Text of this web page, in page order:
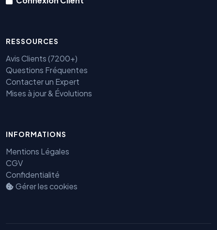
RESSOURCES
Avis Clients (7200+)
Questions Fréquentes
Contacter un Expert
Mises à jour & Évolutions
INFORMATIONS
Mentions Légales
CGV
Confidentialité
Gérer les cookies